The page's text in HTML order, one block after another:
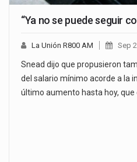
“Ya no se puede seguir
La Unión R800 AM Sep
Snead dijo que propusieron
del salario mínimo acorde a la
último aumento hasta hoy, que